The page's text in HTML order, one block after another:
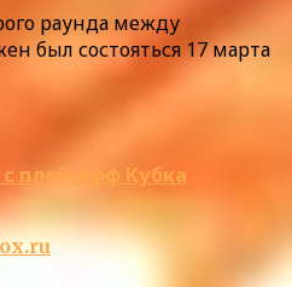
раунда между
был состояться 17 марта
плей-офф Кубка